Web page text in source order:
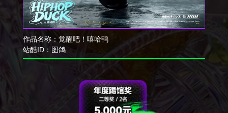
作品名称： 觉醒吧！嘻哈鸭
站酷ID： 图鸽